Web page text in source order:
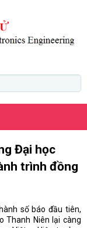
Đại học
trình đồng
số báo đầu tiên,
Thanh Niên lại càng